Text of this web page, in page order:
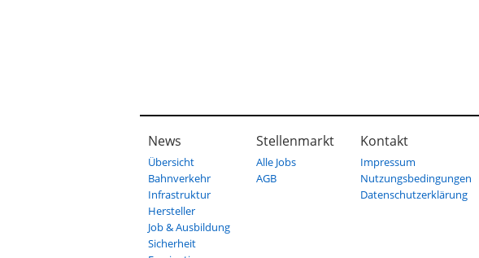
News
Übersicht
Bahnverkehr
Infrastruktur
Hersteller
Job & Ausbildung
Sicherheit
Stellenmarkt
Alle Jobs
AGB
Kontakt
Impressum
Nutzungsbedingungen
Datenschutzerklärung